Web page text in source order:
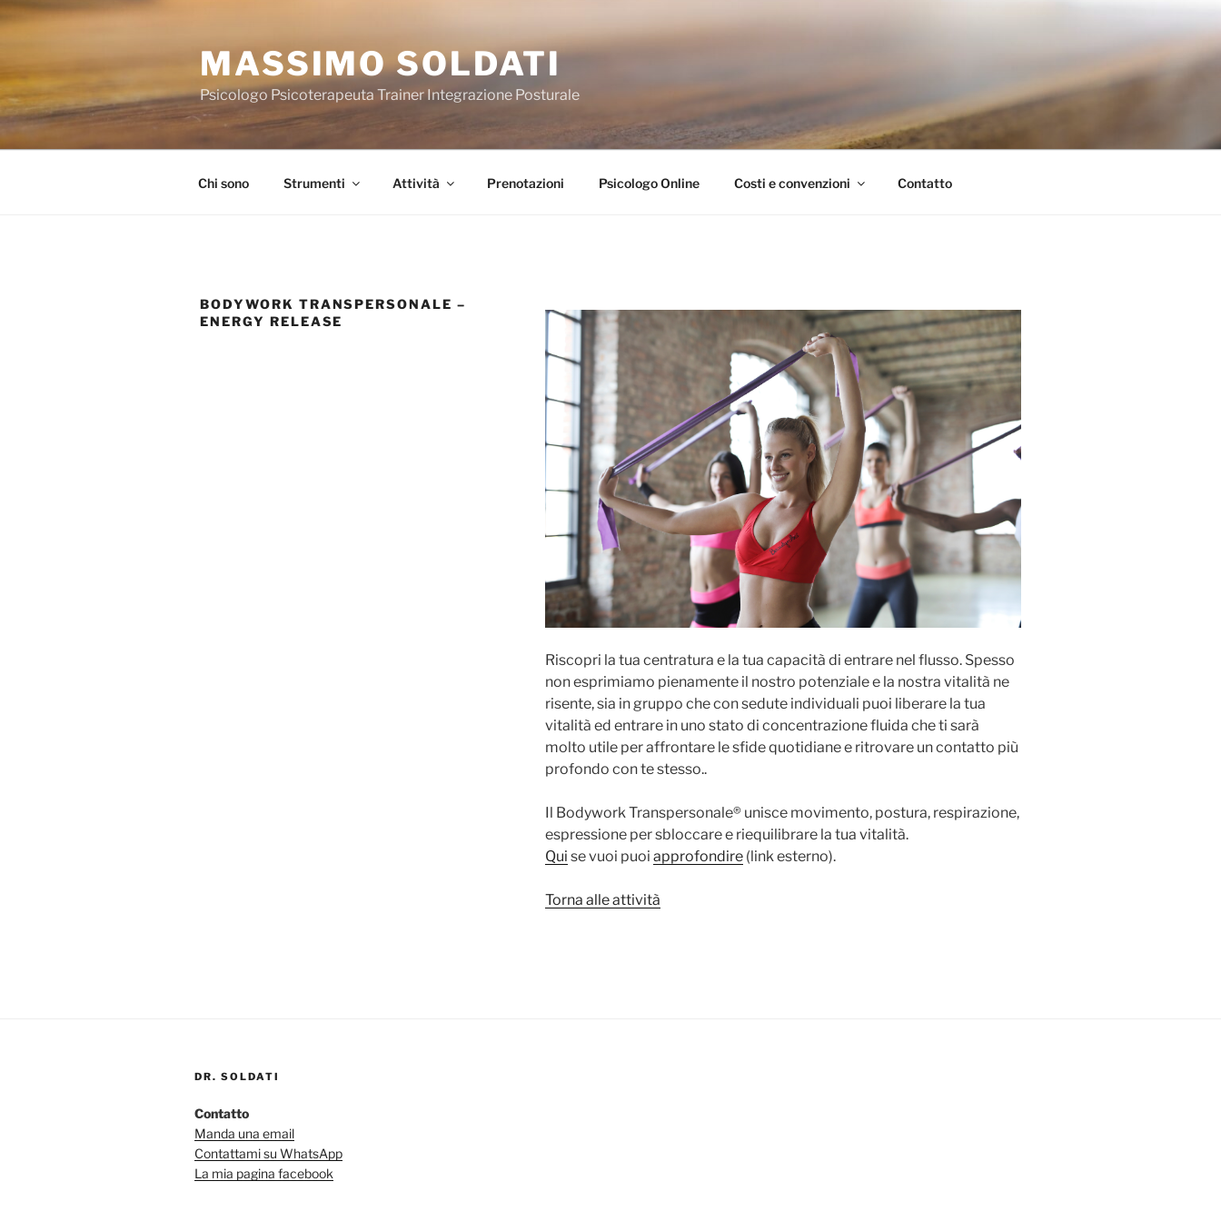
Salta
MASSIMO SOLDATI
Psicologo Psicoterapeuta Trainer Integrazione Posturale
Chi sono Strumenti Attività Prenotazioni Psicologo Online Costi e convenzioni Contatto
BODYWORK TRANSPERSONALE –
ENERGY RELEASE
Riscopri la tua centratura e la tua capacità di entrare nel flusso. Spesso
non esprimiamo pienamente il nostro potenziale e la nostra vitalità ne
risente, sia in gruppo che con sedute individuali puoi liberare la tua
vitalità ed entrare in uno stato di concentrazione fluida che ti sarà
molto utile per affrontare le sfide quotidiane e ritrovare un contatto più
profondo con te stesso..
Il Bodywork Transpersonale® unisce movimento, postura, respirazione,
espressione per sbloccare e riequilibrare la tua vitalità.
Qui se vuoi puoi approfondire(link esterno).
Torna alle attività
DR. SOLDATI
Contatto
Manda una email
Contattami su WhatsApp
La mia pagina facebook